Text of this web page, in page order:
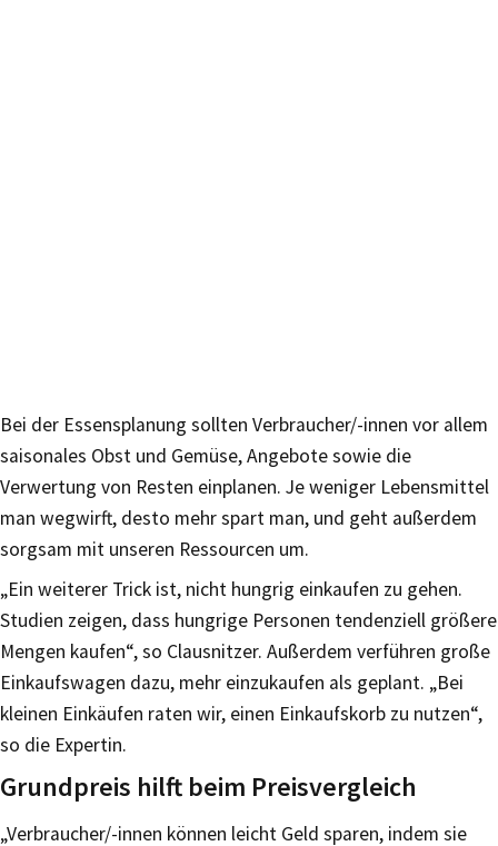
Bei der Essensplanung sollten Verbraucher/-innen vor allem
saisonales Obst und Gemüse, Angebote sowie die
Verwertung von Resten einplanen. Je weniger Lebensmittel
man wegwirft, desto mehr spart man, und geht außerdem
sorgsam mit unseren Ressourcen um.
„Ein weiterer Trick ist, nicht hungrig einkaufen zu gehen.
Studien zeigen, dass hungrige Personen tendenziell größere
Mengen kaufen“, so Clausnitzer. Außerdem verführen große
Einkaufswagen dazu, mehr einzukaufen als geplant. „Bei
kleinen Einkäufen raten wir, einen Einkaufskorb zu nutzen“,
so die Expertin.
Grundpreis hilft beim Preisvergleich
„Verbraucher/-innen können leicht Geld sparen, indem sie